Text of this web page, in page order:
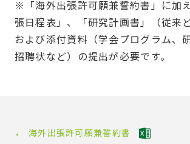
※「海外出張許可願兼誓約書」に加
張日程表」、「研究計画書」（従来
および添付資料（学会プログラム、
招聘状など）の提出が必要です。
海外出張許可願兼誓約書